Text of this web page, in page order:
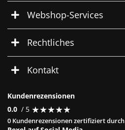
Webshop-Services
Rechtliches
Kontakt
Kundenrezensionen
0.0 / 5 ★★★★★
★★★★★
0 Kundenrezensionen zertifiziert durch